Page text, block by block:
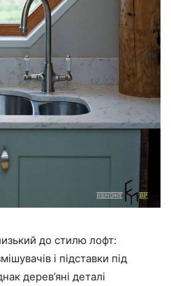
до стилю лофт:
і підставки під
дерев’яні деталі